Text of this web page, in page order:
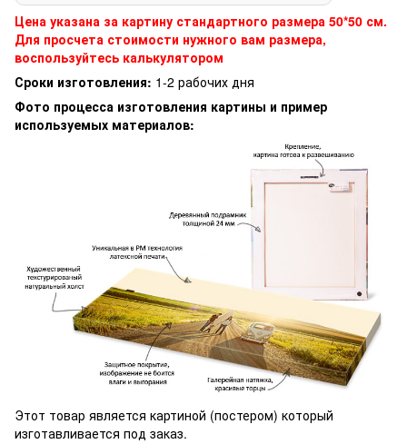
Цена указана за картину стандартного размера 50*50 см.
Для просчета стоимости нужного вам размера,
воспользуйтесь калькулятором
Сроки изготовления: 1-2 рабочих дня
Фото процесса изготовления картины и пример
используемых материалов:
Этот товар является картиной (постером) который
изготавливается под заказ.